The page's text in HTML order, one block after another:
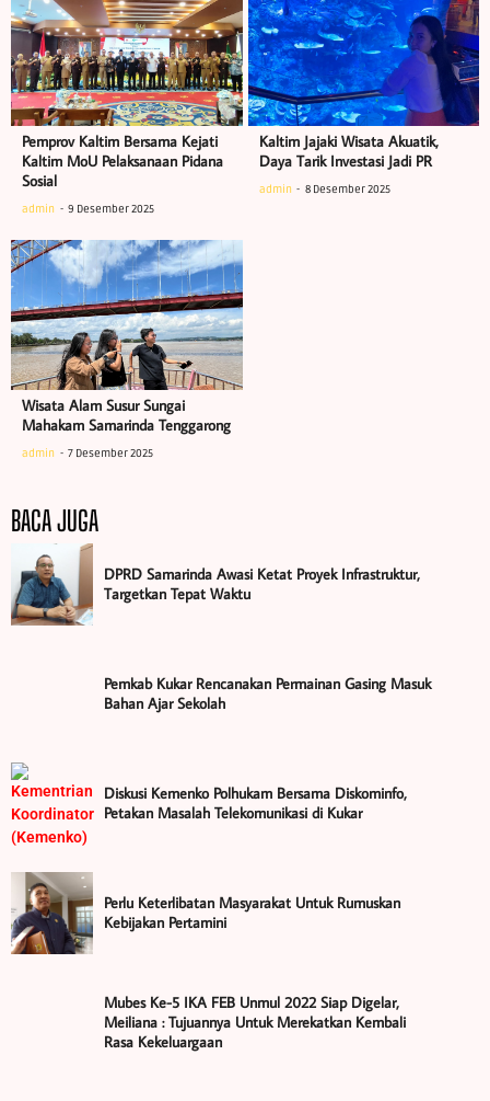
Pemprov Kaltim Bersama Kejati
Kaltim MoU Pelaksanaan Pidana
Sosial
admin 9 Desember 2025
Kaltim Jajaki Wisata Akuatik,
Daya Tarik Investasi Jadi PR
admin 8 Desember 2025
Wisata Alam Susur Sungai
Mahakam Samarinda Tenggarong
admin 7 Desember 2025
BACA JUGA
DPRD Samarinda Awasi Ketat Proyek Infrastruktur,
Targetkan Tepat Waktu
Pemkab Kukar Rencanakan Permainan Gasing Masuk
Bahan Ajar Sekolah
Diskusi Kemenko Polhukam Bersama Diskominfo,
Petakan Masalah Telekomunikasi di Kukar
Perlu Keterlibatan Masyarakat Untuk Rumuskan
Kebijakan Pertamini
Mubes Ke-5 IKA FEB Unmul 2022 Siap Digelar,
Meiliana : Tujuannya Untuk Merekatkan Kembali
Rasa Kekeluargaan